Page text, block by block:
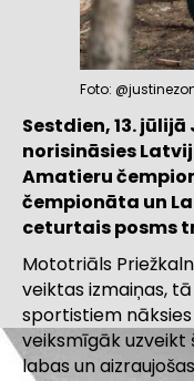
Foto:
Sestdien, 13.
norisināsies
Amatieru
čempionāta un
ceturtais posms
Mototriāls
veiktas izmaiņas,
sportistiem
veiksmīgāk uzveikt
labas un